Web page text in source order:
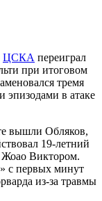
ЦСКА переиграл
при итоговом
тремя
эпизодами в атаке
вышли Обляков,
19-летний
Жоао Виктором.
с первых минут
из-за травмы